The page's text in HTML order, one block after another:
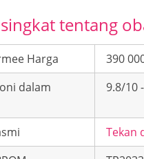
tentang
Harga
390
dalam
9.8/10
Tekan